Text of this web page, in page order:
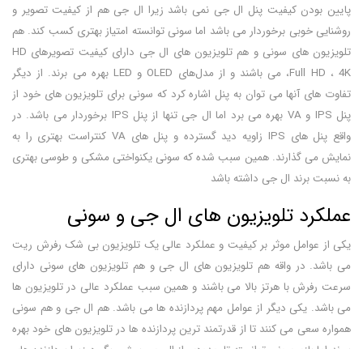
پایین بودن کیفیت پنل ال جی نمی باشد زیرا ال جی هم از کیفیت تصویر و
روشنایی خوبی برخوردار می باشد اما سونی توانسته امتیاز بهتری کسب کند. هم
تلویزیون های سونی و هم تلویزیون های ال جی دارای کیفیت تصویرهای HD
،Full HD ، 4K می باشند و از مدل‌های OLED و LED بهره می برند. از دیگر
تفاوت های آنها می توان به پنل اشاره کرد که سونی برای تلویزیون های خود از
پنل IPS و VA بهره می برد اما ال جی تنها از پنل IPS برخوردار می باشد. در
واقع پنل های IPS زاویه دید گسترده و پنل های VA کنتراست بهتری را به
نمایش می گذارند. همین سبب شده که سونی یکنواختی مشکی و طوسی بهتری
به نسبت برند ال جی داشته باشد
عملکرد تلویزیون های ال جی و سونی
یکی از عوامل موثر بر کیفیت و عملکرد عالی یک تلویزیون بی شک رفرش ریت
می باشد. در واقه هم تلویزیون های ال جی و هم تلویزیون های سونی دارای
سرعت رفرش با هرتز بالا می باشند و همین سبب عملکرد عالی در تلویزیون ها
می باشد. یکی دیگر از عوامل مهم پردازنده ها می باشد. هم ال جی و هم سونی
همواره سعی می کنند تا از قدرتمند ترین پردازنده ها در تلویزیون های خود بهره